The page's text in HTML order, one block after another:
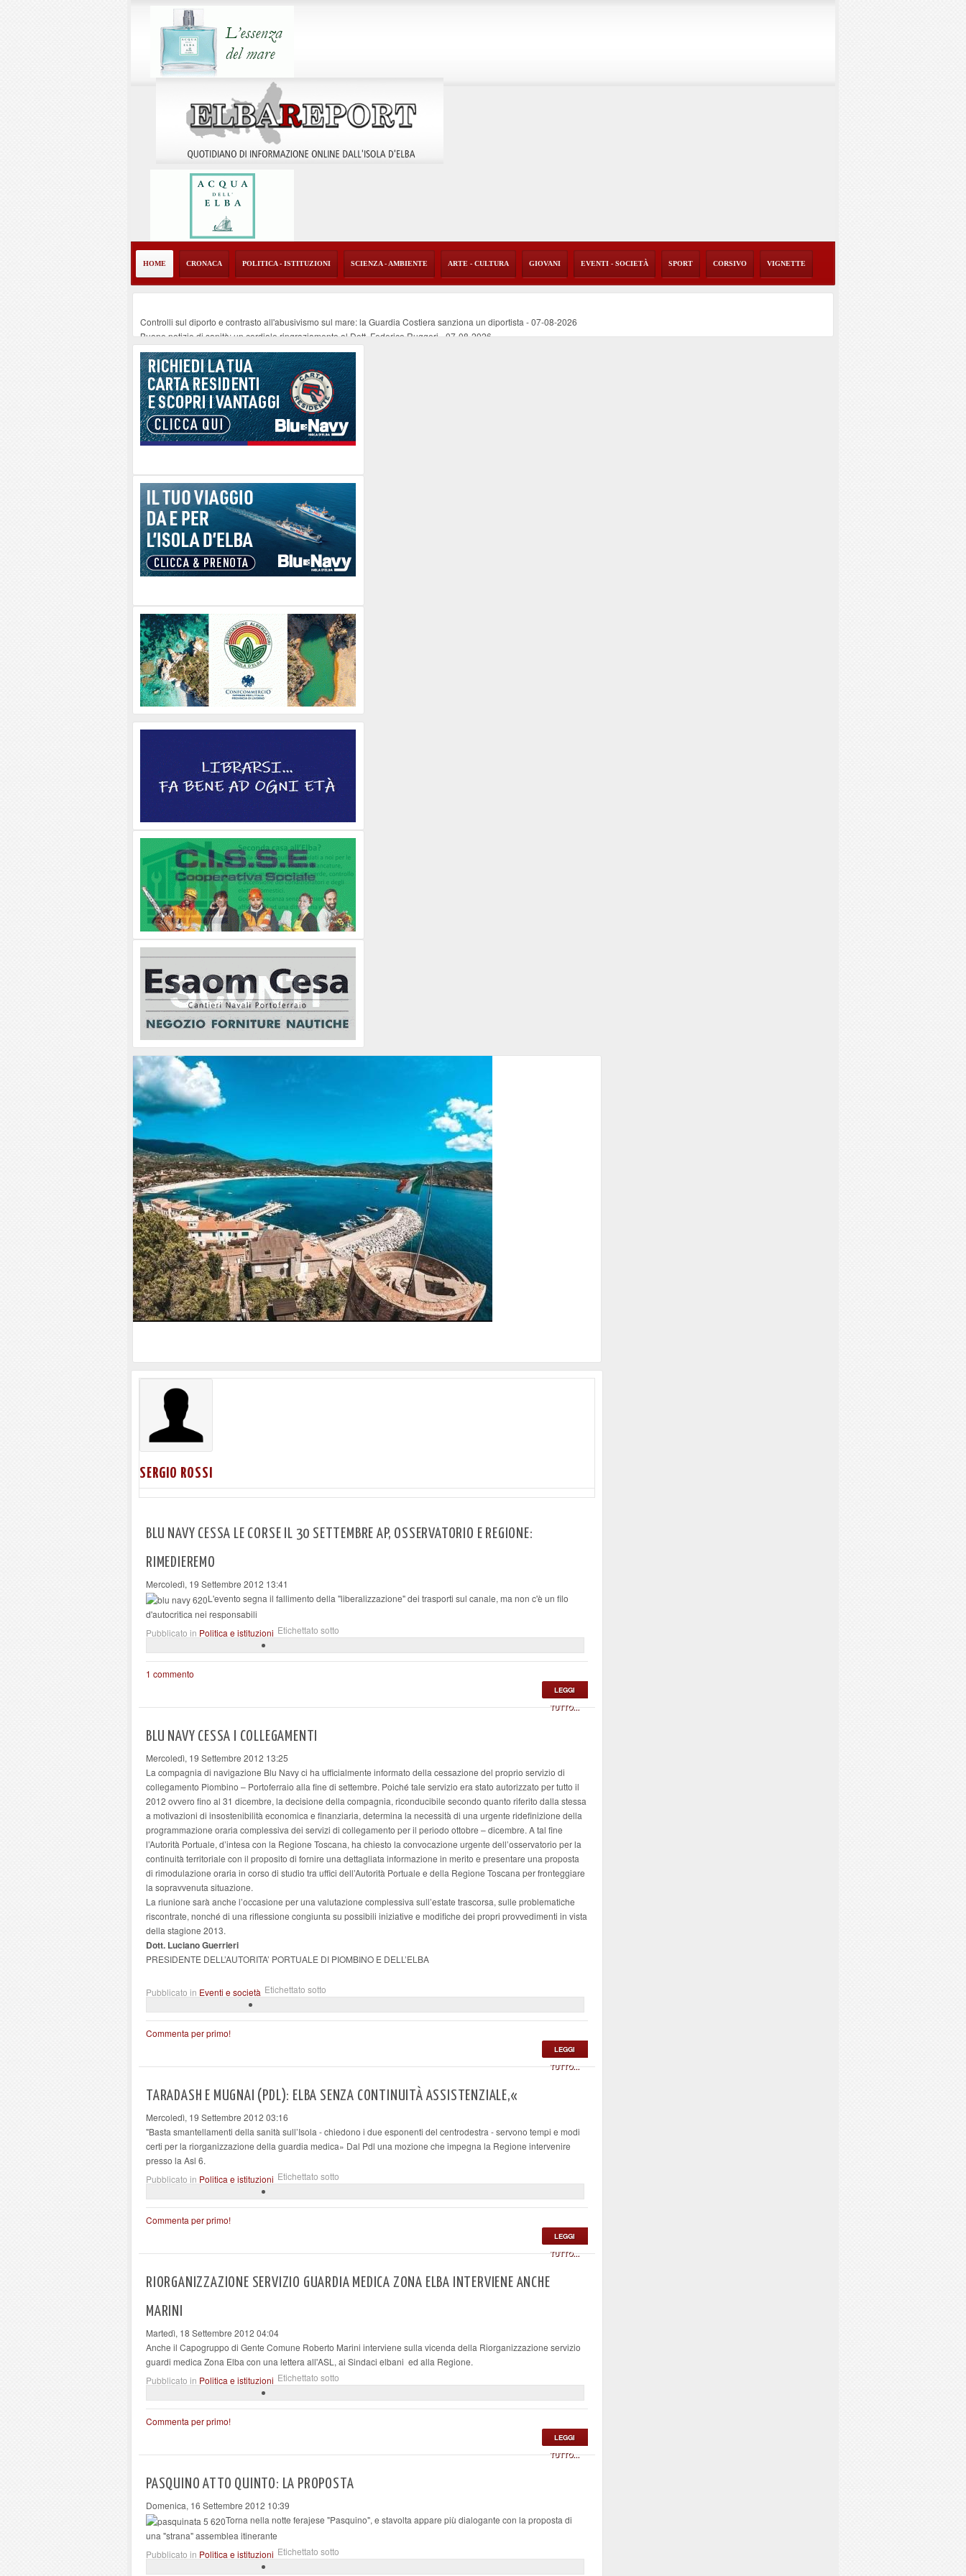
HOME CRONACA POLITICA - ISTITUZIONI SCIENZA - AMBIENTE ARTE - CULTURA GIOVANI EVENTI - SOCIETÀ SPORT CORSIVO VIGNETTE
Controlli sul diporto e contrasto all'abusivismo sul mare: la Guardia Costiera sanziona un diportista -07-08-2026
Buone notizie di sanità: un cordiale ringraziamento al Dott. Federico Ruggeri-07-08-2026
Altiero Spinelli e Ursula Hirschmann all'Elba: riaffiora una testimonianza del 1966
Capoliveri, potenziata la pulizia dei bordi stradali-07-08-2026
Marina di Campo tra i porti interessati dal nuovo piano dell'Autorità portuale regionale
SERGIO ROSSI
BLU NAVY CESSA LE CORSE IL 30 SETTEMBRE AP, OSSERVATORIO E REGIONE:
RIMEDIEREMO
Mercoledì, 19 Settembre 2012 13:41
L'evento segna il fallimento della "liberalizzazione" dei trasporti sul canale, ma non c'è un filo
d'autocritica nei responsabili
Pubblicato in Politica e istituzioni Etichettato sotto
1 commento
LEGGI
TUTTO...
BLU NAVY CESSA I COLLEGAMENTI
Mercoledì, 19 Settembre 2012 13:25
La compagnia di navigazione Blu Navy ci ha ufficialmente informato della cessazione del proprio servizio di
collegamento Piombino – Portoferraio alla fine di settembre. Poiché tale servizio era stato autorizzato per tutto il
2012 ovvero fino al 31 dicembre, la decisione della compagnia, riconducibile secondo quanto riferito dalla stessa
a motivazioni di insostenibilità economica e finanziaria, determina la necessità di una urgente ridefinizione della
programmazione oraria complessiva dei servizi di collegamento per il periodo ottobre – dicembre. A tal fine
l’Autorità Portuale, d’intesa con la Regione Toscana, ha chiesto la convocazione urgente dell’osservatorio per la
continuità territoriale con il proposito di fornire una dettagliata informazione in merito e presentare una proposta
di rimodulazione oraria in corso di studio tra uffici dell’Autorità Portuale e della Regione Toscana per fronteggiare
la sopravvenuta situazione.
La riunione sarà anche l’occasione per una valutazione complessiva sull’estate trascorsa, sulle problematiche
riscontrate, nonché di una riflessione congiunta su possibili iniziative e modifiche dei propri provvedimenti in vista
della stagione 2013.
Dott. Luciano Guerrieri
PRESIDENTE DELL’AUTORITA’ PORTUALE DI PIOMBINO E DELL’ELBA
Pubblicato in Eventi e società Etichettato sotto
Commenta per primo!
LEGGI
TUTTO...
TARADASH E MUGNAI (PDL): ELBA SENZA CONTINUITÀ ASSISTENZIALE,«
Mercoledì, 19 Settembre 2012 03:16
"Basta smantellamenti della sanità sull’Isola - chiedono i due esponenti del centrodestra - servono tempi e modi
certi per la riorganizzazione della guardia medica» Dal Pdl una mozione che impegna la Regione intervenire
presso la Asl 6.
Pubblicato in Politica e istituzioni Etichettato sotto
Commenta per primo!
LEGGI
TUTTO...
RIORGANIZZAZIONE SERVIZIO GUARDIA MEDICA ZONA ELBA INTERVIENE ANCHE
MARINI
Martedì, 18 Settembre 2012 04:04
Anche il Capogruppo di Gente Comune Roberto Marini interviene sulla vicenda della Riorganizzazione servizio
guardi medica Zona Elba con una lettera all'ASL, ai Sindaci elbani ed alla Regione.
Pubblicato in Politica e istituzioni Etichettato sotto
Commenta per primo!
LEGGI
TUTTO...
PASQUINO ATTO QUINTO: LA PROPOSTA
Domenica, 16 Settembre 2012 10:39
Torna nella notte ferajese "Pasquino", e stavolta appare più dialogante con la proposta di
una "strana" assemblea itinerante
Pubblicato in Politica e istituzioni Etichettato sotto